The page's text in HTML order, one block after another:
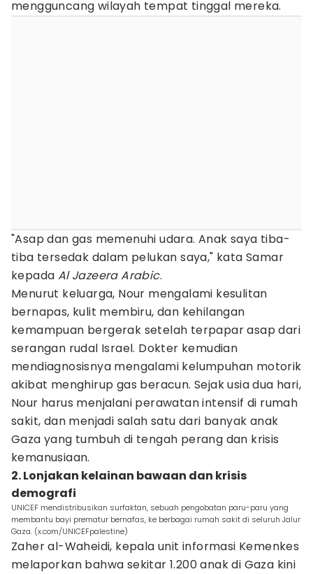
mengguncang wilayah tempat tinggal mereka.
"Asap dan gas memenuhi udara. Anak saya tiba-
tiba tersedak dalam pelukan saya," kata Samar
kepada Al Jazeera Arabic.
Menurut keluarga, Nour mengalami kesulitan
bernapas, kulit membiru, dan kehilangan
kemampuan bergerak setelah terpapar asap dari
serangan rudal Israel. Dokter kemudian
mendiagnosisnya mengalami kelumpuhan motorik
akibat menghirup gas beracun. Sejak usia dua hari,
Nour harus menjalani perawatan intensif di rumah
sakit, dan menjadi salah satu dari banyak anak
Gaza yang tumbuh di tengah perang dan krisis
kemanusiaan.
2. Lonjakan kelainan bawaan dan krisis
demografi
UNICEF mendistribusikan surfaktan, sebuah pengobatan paru-paru yang
membantu bayi prematur bernafas, ke berbagai rumah sakit di seluruh Jalur
Gaza. (x.com/UNICEFpalestine)
Zaher al-Waheidi, kepala unit informasi Kemenkes
melaporkan bahwa sekitar 1.200 anak di Gaza kini